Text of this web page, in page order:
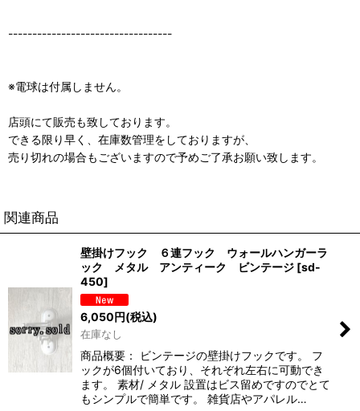
----------------------------------
※電球は付属しません。
店頭にて販売も致しております。
できる限り早く、在庫数管理をしておりますが、
売り切れの場合もございますので予めご了承お願い致します。
関連商品
壁掛けフック ６連フック ウォールハンガーラ
ック メタル アンティーク ビンテージ [sd-
450]
6,050円(税込)
在庫なし
商品概要： ビンテージの壁掛けフックです。 フ
ックが6個付いており、それぞれ左右に可動でき
ます。 素材/ メタル 設置はビス留めですのでとて
もシンプルで簡単です。 雑貨店やアパレル…